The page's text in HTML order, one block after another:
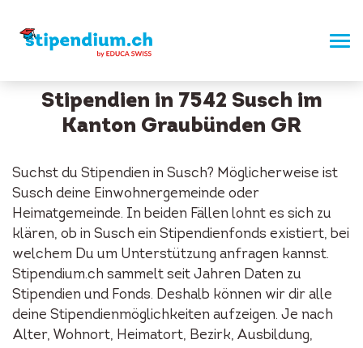
Stipendien in 7542 Susch im
Kanton Graubünden GR
Suchst du Stipendien in Susch? Möglicherweise ist
Susch deine Einwohnergemeinde oder
Heimatgemeinde. In beiden Fällen lohnt es sich zu
klären, ob in Susch ein Stipendienfonds existiert, bei
welchem Du um Unterstützung anfragen kannst.
Stipendium.ch sammelt seit Jahren Daten zu
Stipendien und Fonds. Deshalb können wir dir alle
deine Stipendienmöglichkeiten aufzeigen. Je nach
Alter, Wohnort, Heimatort, Bezirk, Ausbildung,